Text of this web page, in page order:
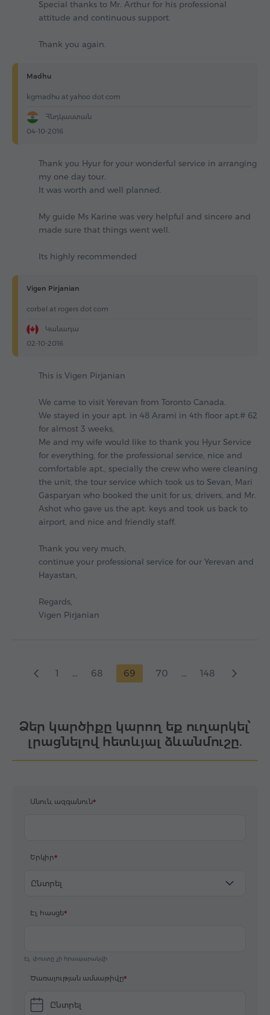
Special thanks to Mr. Arthur for his professional
attitude and continuous support.
Thank you again.
Madhu
kgmadhu at yahoo dot com
Հնդկաստան
04-10-2016
Thank you Hyur for your wonderful service in arranging
my one day tour.
It was worth and well planned.
My guide Ms Karine was very helpful and sincere and
made sure that things went well.
Its highly recommended
Vigen Pirjanian
corbel at rogers dot com
Կանադա
02-10-2016
This is Vigen Pirjanian
We came to visit Yerevan from Toronto Canada.
We stayed in your apt. in 48 Arami in 4th floor apt.# 62
for almost 3 weeks,
Me and my wife would like to thank you Hyur Service
for everything, for the professional service, nice and
comfortable apt., specially the crew who were cleaning
the unit, the tour service which took us to Sevan, Mari
Gasparyan who booked the unit for us, drivers, and Mr.
Ashot who gave us the apt. keys and took us back to
airport, and nice and friendly staff.
Thank you very much,
continue your professional service for our Yerevan and
Hayastan,
Regards,
Vigen Pirjanian
1 ... 68 69 70 ... 148
Ձեր կարծիքը կարող եք ուղարկել՝
լրացնելով հետևյալ ձևանմուշը.
Անուն, ազգանուն
Երկիր
Ընտրել
Էլ. հասցե
Էլ. փոստը չի հրապարակվի
Ծառայության ամսաթիվը
Ընտրել